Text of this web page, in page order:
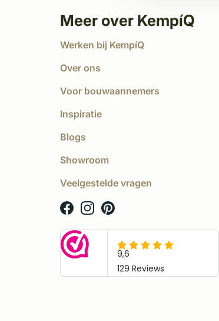
Meer over KempíQ
Werken bij KempíQ
Over ons
Voor bouwaannemers
Inspiratie
Blogs
Showroom
Veelgestelde vragen